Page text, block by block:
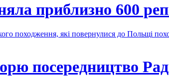
приблизно 600
походження, які повернулися до Польщі
посередництво